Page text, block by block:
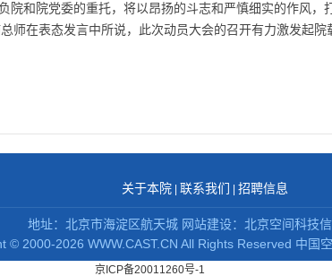
院和院党委的重托，将以昂扬的斗志和严慎细实的作风，
师在表态发言中所说，此次动员大会的召开有力激发起
关于本院| 联系我们 招聘信息
地址：北京市海淀区航天城 网站建设：北京空间科技
©2000-2026 WWW.CAST.CN All Rights Reserved 中国
京ICP备20011260号-1